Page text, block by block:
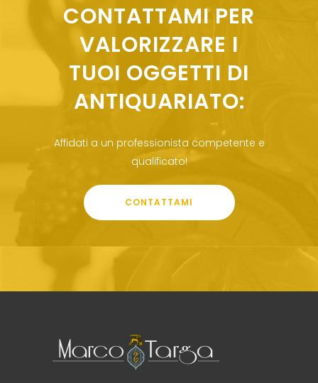
CONTATTAMI PER
VALORIZZARE I
TUOI OGGETTI DI
ANTIQUARIATO:
Affidati a un professionista competente e
qualificato!
CONTATTAMI